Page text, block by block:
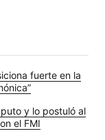
fuerte en la
y lo postuló al
el FMI